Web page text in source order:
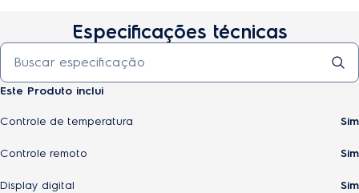
Especificações técnicas
Este Produto inclui
Controle de temperatura Sim
Controle remoto Sim
Display digital Sim